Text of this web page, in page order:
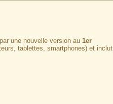
une nouvelle version au 1er
tablettes, smartphones) et inclut